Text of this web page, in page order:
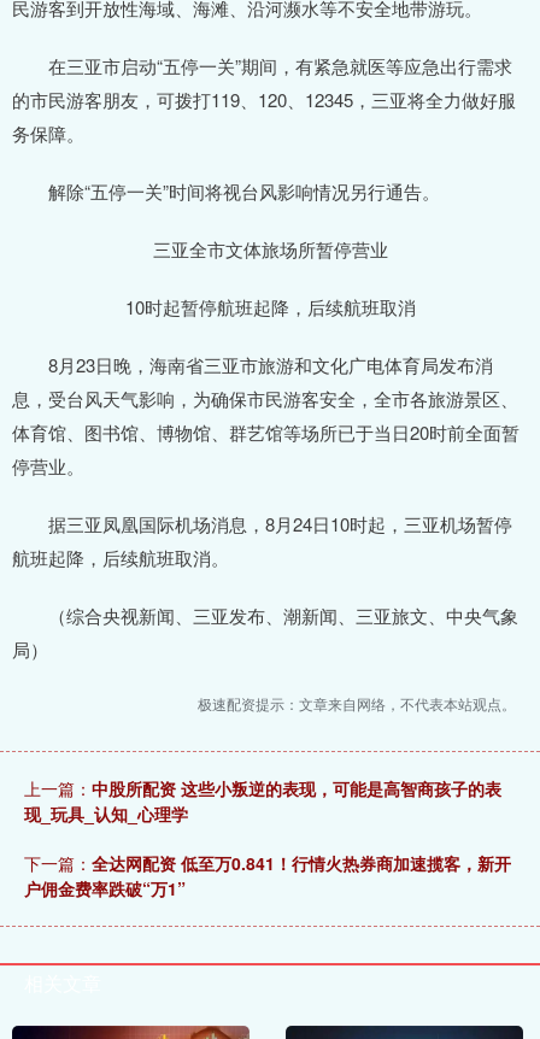
民游客到开放性海域、海滩、沿河濒水等不安全地带游玩。
在三亚市启动“五停一关”期间，有紧急就医等应急出行需求
的市民游客朋友，可拨打119、120、12345，三亚将全力做好服
务保障。
解除“五停一关”时间将视台风影响情况另行通告。
三亚全市文体旅场所暂停营业
10时起暂停航班起降，后续航班取消
8月23日晚，海南省三亚市旅游和文化广电体育局发布消
息，受台风天气影响，为确保市民游客安全，全市各旅游景区、
体育馆、图书馆、博物馆、群艺馆等场所已于当日20时前全面暂
停营业。
据三亚凤凰国际机场消息，8月24日10时起，三亚机场暂停
航班起降，后续航班取消。
（综合央视新闻、三亚发布、潮新闻、三亚旅文、中央气象
局）
极速配资提示：文章来自网络，不代表本站观点。
上一篇： 中股所配资 这些小叛逆的表现，可能是高智商孩子的表
现_玩具_认知_心理学
下一篇： 全达网配资 低至万0.841！行情火热券商加速揽客，新开
户佣金费率跌破“万1”